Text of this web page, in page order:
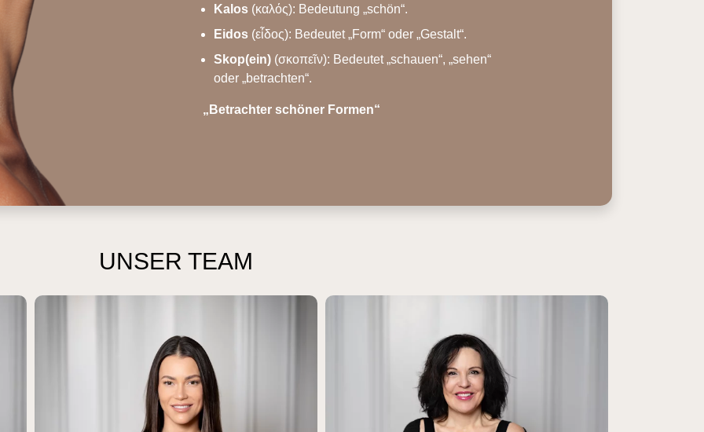
Kalos (καλός): Bedeutung „schön“.
Eidos (εἶδος): Bedeutet „Form“ oder „Gestalt“.
Skop(ein) (σκοπεῖν): Bedeutet „schauen“, „sehen“
oder „betrachten“.
„Betrachter schöner Formen“
UNSER TEAM